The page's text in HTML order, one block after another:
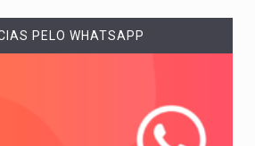
PELO WHATSAPP